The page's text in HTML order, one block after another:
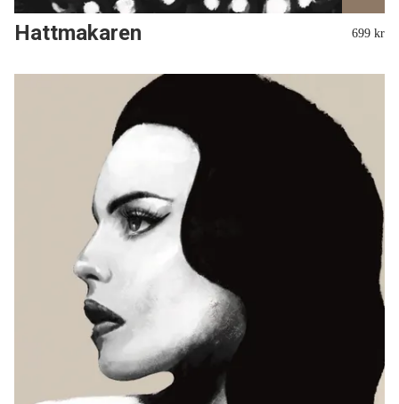
Hattmakaren 699 kr